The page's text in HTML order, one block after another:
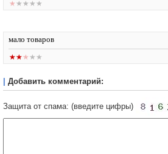
мало товаров
Добавить комментарий:
Защита от спама: (введите цифры)